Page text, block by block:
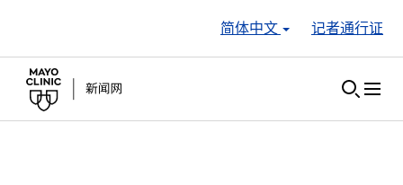
简体中文
记者通行证